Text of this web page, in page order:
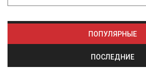
ПОПУЛЯРНЫЕ
ПОСЛЕДНИЕ